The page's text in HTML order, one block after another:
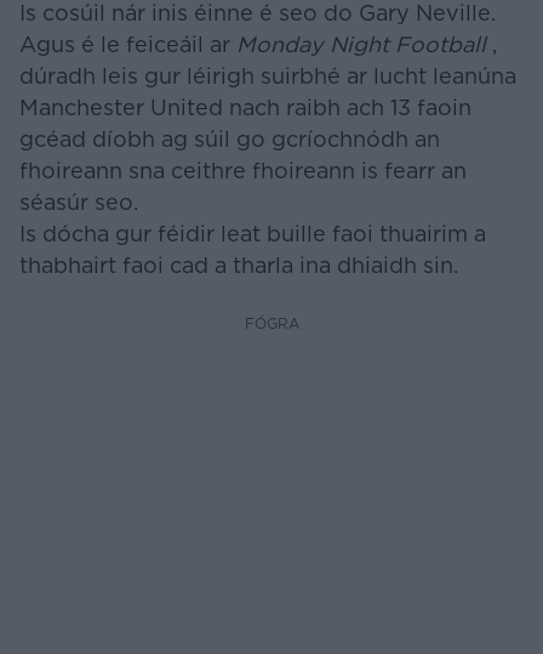
Is cosúil nár inis éinne é seo do Gary Neville.
Agus é le feiceáil ar Monday Night Football,
dúradh leis gur léirigh suirbhé ar lucht leanúna
Manchester United nach raibh ach 13 faoin
gcéad díobh ag súil go gcríochnódh an
fhoireann sna ceithre fhoireann is fearr an
séasúr seo.
Is dócha gur féidir leat buille faoi thuairim a
thabhairt faoi cad a tharla ina dhiaidh sin.
FÓGRA